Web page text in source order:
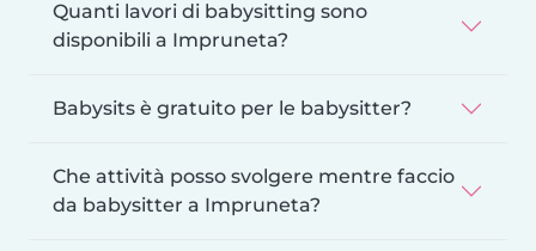
Quanti lavori di babysitting sono
disponibili a Impruneta?
Babysits è gratuito per le babysitter?
Che attività posso svolgere mentre faccio
da babysitter a Impruneta?